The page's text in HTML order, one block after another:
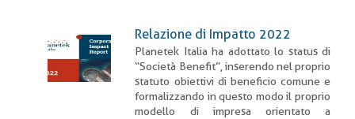
Relazione di Impatto 2022
Planetek Italia ha adottato lo status di
“Società Benefit”, inserendo nel proprio
statuto obiettivi di beneficio comune e
formalizzando in questo modo il proprio
modello di impresa orientato a